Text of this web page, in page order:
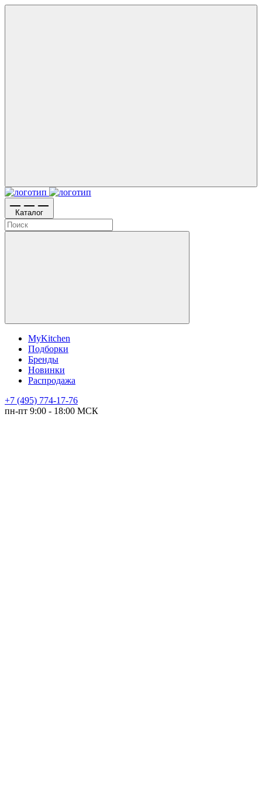
Каталог
MyKitchen
Подборки
Бренды
Новинки
Распродажа
+7 (495) 774-17-76
пн-пт 9:00 - 18:00 МСК